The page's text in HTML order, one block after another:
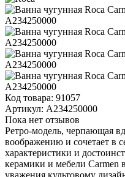
Код товара: 91057
Артикул: A234250000
Пока нет отзывов
Ретро-модель, черпающая
воображению и сочетает в
характеристики и
керамики и мебели Carmen
уважения культовому